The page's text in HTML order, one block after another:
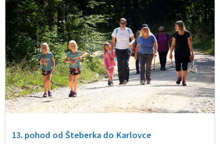
13. pohod od Šteberka do Karlovce